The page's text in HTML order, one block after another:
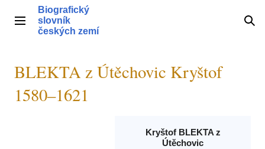
obsahHlavní menu
Biografický
slovník
českých zemí
BLEKTA z Útěchovic Kryštof
1580–1621
Kryštof BLEKTA z
Útěchovic